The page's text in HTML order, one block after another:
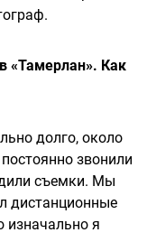
«Тамерлан». Как
долго, около
звонили
съемки. Мы
дистанционные
изначально я